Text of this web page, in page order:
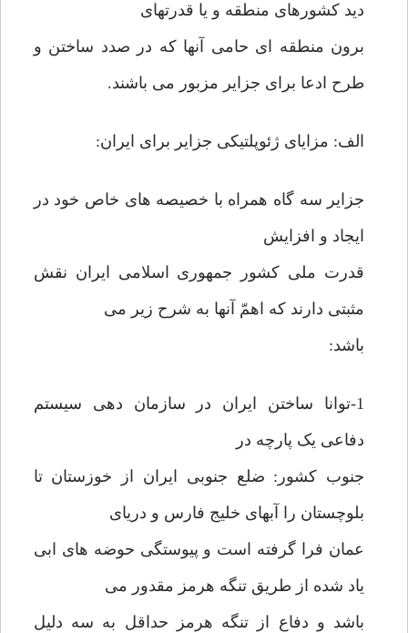
دید کشورهای منطقه و یا قدرتهای
برون منطقه ای حامی آنها که در صدد ساختن و
طرح ادعا برای جزایر مزبور می باشند.
الف: مزایای ژئوپلتیکی جزایر برای ایران:
جزایر سه گاه همراه با خصیصه های خاص خود در
ایجاد و افزایش
قدرت ملی کشور جمهوری اسلامی ایران نقش
مثبتی دارند که اهمّ آنها به شرح زیر می
باشد:
1-توانا ساختن ایران در سازمان دهی سیستم
دفاعی یک پارچه در
جنوب کشور: ضلع جنوبی ایران از خوزستان تا
بلوچستان را آبهای خلیج فارس و دریای
عمان فرا گرفته است و پیوستگی حوضه های ابی
یاد شده از طریق تنگه هرمز مقدور می
باشد و دفاع از تنگه هرمز حداقل به سه دلیل